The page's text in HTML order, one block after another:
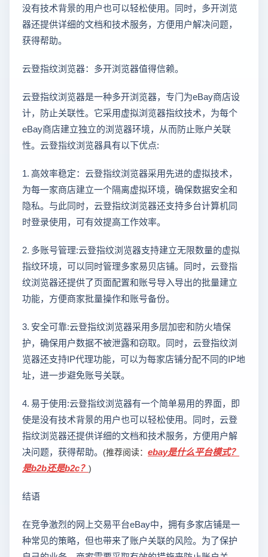
没有技术背景的用户也可以轻松使用。同时，多开浏览
器还提供详细的文档和技术服务，方便用户解决问题，
获得帮助。
云登指纹浏览器：多开浏览器值得信赖。
云登指纹浏览器是一种多开浏览器，专门为eBay商店设
计，防止关联性。它采用虚拟浏览器指纹技术，为每个
eBay商店建立独立的浏览器环境，从而防止账户关联
性。云登指纹浏览器具有以下优点:
1. 高效率稳定：云登指纹浏览器采用先进的虚拟技术，
为每一家商店建立一个隔离虚拟环境，确保数据安全和
隐私。与此同时，云登指纹浏览器还支持多台计算机同
时登录使用，可有效提高工作效率。
2. 多账号管理:云登指纹浏览器支持建立无限数量的虚拟
指纹环境，可以同时管理多家易贝店铺。同时，云登指
纹浏览器还提供了页面配置和账号导入导出的批量建立
功能，方便商家批量操作和账号备份。
3. 安全可靠:云登指纹浏览器采用多层加密和防火墙保
护，确保用户数据不被泄露和窃取。同时，云登指纹浏
览器还支持IP代理功能，可以为每家店铺分配不同的IP地
址，进一步避免账号关联。
4. 易于使用:云登指纹浏览器有一个简单易用的界面，即
使是没有技术背景的用户也可以轻松使用。同时，云登
指纹浏览器还提供详细的文档和技术服务，方便用户解
决问题，获得帮助。 (推荐阅读： ebay是什么平台模式？
是b2b还是b2c？ )
结语
在竞争激烈的网上交易平台eBay中，拥有多家店铺是一
种常见的策略，但也带来了账户关联的风险。为了保护